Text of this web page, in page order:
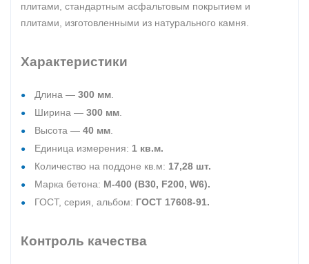
плитами, стандартным асфальтовым покрытием и
плитами, изготовленными из натурального камня.
Характеристики
Длина — 300 мм
Ширина — 300 мм
Высота — 40 мм
Единица измерения: 1 кв.м.
Количество на поддоне кв.м: 17,28 шт.
Марка бетона: М-400 (В30, F200, W6).
ГОСТ, серия, альбом: ГОСТ 17608-91.
Контроль качества